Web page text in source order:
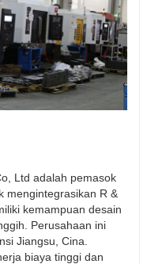
Ltd adalah pemasok
mengintegrasikan R &
kemampuan desain
Perusahaan ini
Jiangsu, Cina.
biaya tinggi dan